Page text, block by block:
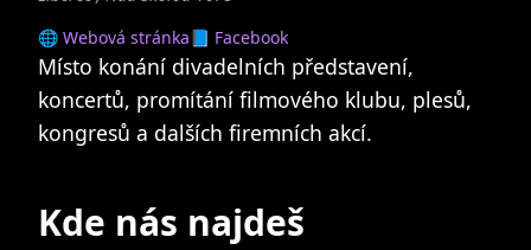
🌐 Webová stránka📘 Facebook
Místo konání divadelních představení,
koncertů, promítání filmového klubu, plesů,
kongresů a dalších firemních akcí.
Kde nás najdeš